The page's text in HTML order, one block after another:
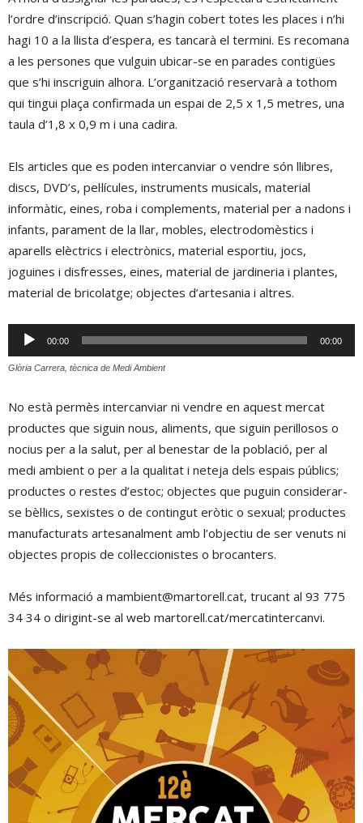
l’ordre d’inscripció. Quan s’hagin cobert totes les places i n’hi
hagi 10 a la llista d’espera, es tancarà el termini. Es recomana
a les persones que vulguin ubicar-se en parades contigües
que s’hi inscriguin alhora. L’organització reservarà a tothom
qui tingui plaça confirmada un espai de 2,5 x 1,5 metres, una
taula d’1,8 x 0,9 m i una cadira.
Els articles que es poden intercanviar o vendre són llibres,
discs, DVD’s, pel·lícules, instruments musicals, material
informàtic, eines, roba i complements, material per a nadons i
infants, parament de la llar, mobles, electrodomèstics i
aparells elèctrics i electrònics, material esportiu, jocs,
joguines i disfresses, eines, material de jardineria i plantes,
material de bricolatge; objectes d’artesania i altres.
Reproductor
d'àudio
00:00 00:00
Glòria Carrera, tècnica de Medi Ambient
No està permès intercanviar ni vendre en aquest mercat
productes que siguin nous, aliments, que siguin perillosos o
nocius per a la salut, per al benestar de la població, per al
medi ambient o per a la qualitat i neteja dels espais públics;
productes o restes d’estoc; objectes que puguin considerar-
se bèl·lics, sexistes o de contingut eròtic o sexual; productes
manufacturats artesanalment amb l’objectiu de ser venuts ni
objectes propis de col·leccionistes o brocanters.
Més informació a mambient@martorell.cat, trucant al 93 775
34 34 o dirigint-se al web martorell.cat/mercatintercanvi.